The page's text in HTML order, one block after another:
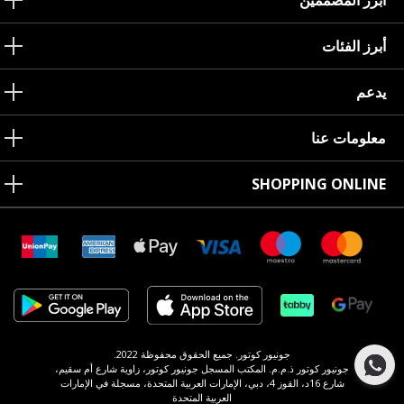
أبرز الفئات
يدعم
معلومات عنا
SHOPPING ONLINE
جونيور كوتور. جميع الحقوق محفوظة 2022.
جونيور كوتور ذ.م.م. المكتب المسجل جونيور كوتور، زاوية شارع أم سقيم،
شارع 16د، القوز 4، دبي، الإمارات العربية المتحدة، مسجلة في الإمارات
العربية المتحدة